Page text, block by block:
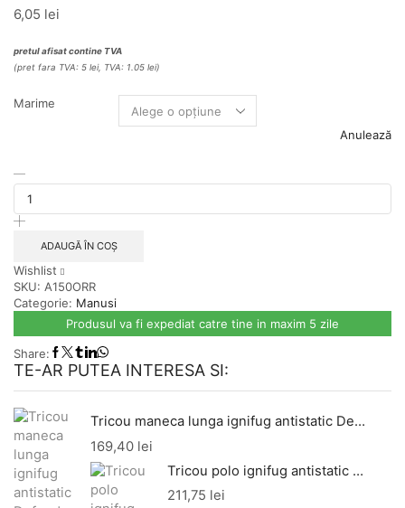
6,05 lei
pretul afisat contine TVA
(pret fara TVA: 5 lei, TVA: 1.05 lei)
Marime
Anulează
Manusa
Classic
portocaliu
ADAUGĂ ÎN COȘ
Wishlist
SKU: A150ORR
Categorie: Manusi
Produsul va fi expediat catre tine in maxim 5 zile
Share:
TE-AR PUTEA INTERESA SI:
Tricou maneca lunga ignifug antistatic Defender - bleumarin
169,40 lei
Tricou polo ignifug antistatic Santana - bleumarin
211,75 lei